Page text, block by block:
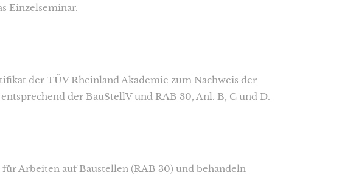
Einzelseminar.
der TÜV Rheinland Akademie zum Nachweis der
der BauStellV und RAB 30, Anl. B, C und D.
Arbeiten auf Baustellen (RAB 30) und behandeln